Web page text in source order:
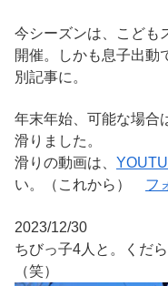
今シーズンは、こども
開催。しかも息子出動
別記事に。
年末年始、可能な場合
滑りました。
滑りの動画は、
い。（これから） フ
2023/12/30
ちびっ子4人と。くだ
（笑）